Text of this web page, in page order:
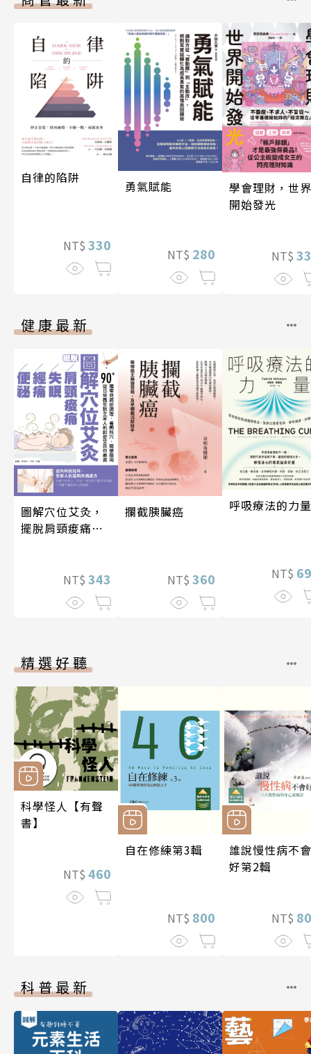
自律的陷阱
NT$ 330
勇氣賦能
NT$ 280
學會理財，世界
開始發光
NT$
健康最新
圖解穴位艾灸，
擺脫肩頸痠痛、
NT$ 343
攔截胰臟癌
NT$ 360
呼吸療法的力量
NT$
精選好聽
科學怪人【有聲
書】
NT$ 460
自在修練第3輯
NT$ 800
誰說慢性病不會
好第2輯
NT$
科普最新